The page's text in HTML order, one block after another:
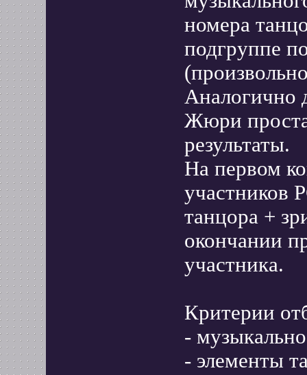
номера
подгруппе
Аналогично
Жюри
результаты.
На первом
участников
танцора +
окончании
участника.
Критерии
-
- элементы